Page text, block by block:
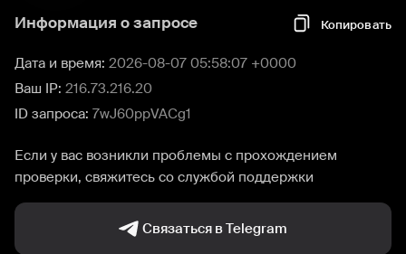
Информация о запросе Копировать
Дата и время: 2026-08-07 05:58:07 +0000
Ваш IP: 216.73.216.20
ID запроса: 7wJ60ppVACg1
Если у вас возникли проблемы с прохождением
проверки, свяжитесь со службой поддержки
Связаться в Telegram